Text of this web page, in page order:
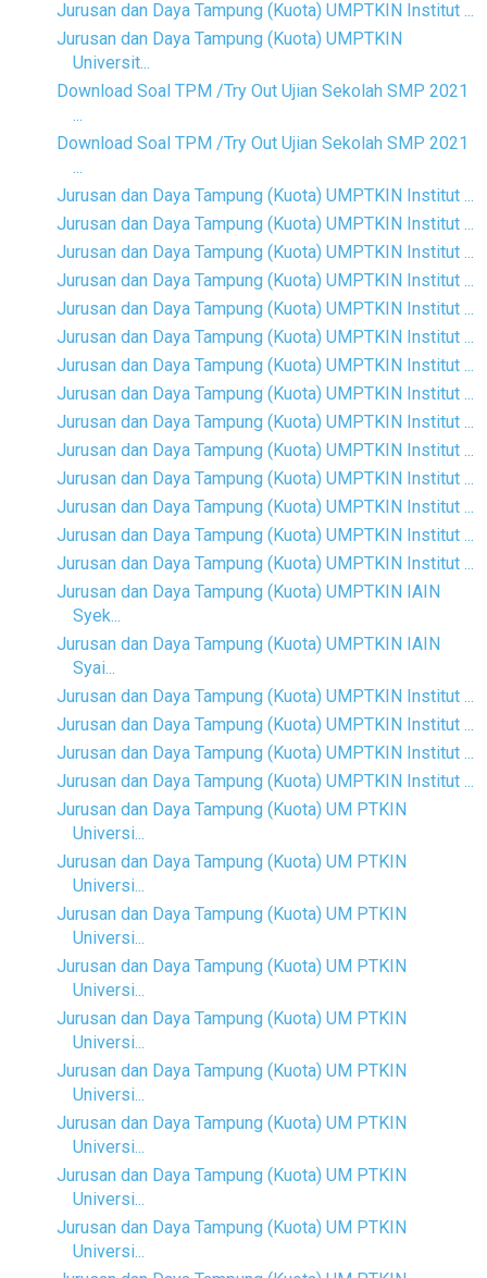
Jurusan dan Daya Tampung (Kuota) UMPTKIN Institut ...
Jurusan dan Daya Tampung (Kuota) UMPTKIN
Universit...
Download Soal TPM /Try Out Ujian Sekolah SMP 2021
...
Download Soal TPM /Try Out Ujian Sekolah SMP 2021
...
Jurusan dan Daya Tampung (Kuota) UMPTKIN Institut ...
Jurusan dan Daya Tampung (Kuota) UMPTKIN Institut ...
Jurusan dan Daya Tampung (Kuota) UMPTKIN Institut ...
Jurusan dan Daya Tampung (Kuota) UMPTKIN Institut ...
Jurusan dan Daya Tampung (Kuota) UMPTKIN Institut ...
Jurusan dan Daya Tampung (Kuota) UMPTKIN Institut ...
Jurusan dan Daya Tampung (Kuota) UMPTKIN Institut ...
Jurusan dan Daya Tampung (Kuota) UMPTKIN Institut ...
Jurusan dan Daya Tampung (Kuota) UMPTKIN Institut ...
Jurusan dan Daya Tampung (Kuota) UMPTKIN Institut ...
Jurusan dan Daya Tampung (Kuota) UMPTKIN Institut ...
Jurusan dan Daya Tampung (Kuota) UMPTKIN Institut ...
Jurusan dan Daya Tampung (Kuota) UMPTKIN Institut ...
Jurusan dan Daya Tampung (Kuota) UMPTKIN Institut ...
Jurusan dan Daya Tampung (Kuota) UMPTKIN IAIN
Syek...
Jurusan dan Daya Tampung (Kuota) UMPTKIN IAIN
Syai...
Jurusan dan Daya Tampung (Kuota) UMPTKIN Institut ...
Jurusan dan Daya Tampung (Kuota) UMPTKIN Institut ...
Jurusan dan Daya Tampung (Kuota) UMPTKIN Institut ...
Jurusan dan Daya Tampung (Kuota) UMPTKIN Institut ...
Jurusan dan Daya Tampung (Kuota) UM PTKIN
Universi...
Jurusan dan Daya Tampung (Kuota) UM PTKIN
Universi...
Jurusan dan Daya Tampung (Kuota) UM PTKIN
Universi...
Jurusan dan Daya Tampung (Kuota) UM PTKIN
Universi...
Jurusan dan Daya Tampung (Kuota) UM PTKIN
Universi...
Jurusan dan Daya Tampung (Kuota) UM PTKIN
Universi...
Jurusan dan Daya Tampung (Kuota) UM PTKIN
Universi...
Jurusan dan Daya Tampung (Kuota) UM PTKIN
Universi...
Jurusan dan Daya Tampung (Kuota) UM PTKIN
Universi...